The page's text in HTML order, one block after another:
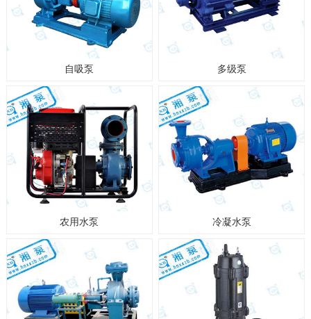
自吸泵 多级泵
农用水泵 冷凝水泵